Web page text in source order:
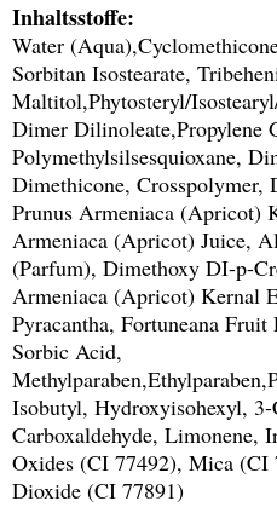
Inhaltsstoffe:
Water
Sorbitan Isostearate,
Maltitol,Phytosteryl/
Dimer Dilinoleate,Propylene
Polymethylsilsesquioxane,
Dimethicone, Crosspolymer,
Prunus Armeniaca (Apricot)
Armeniaca (Apricot) Juice,
(Parfum), Dimethoxy DI-p-
Armeniaca (Apricot) Kernal
Pyracantha, Fortuneana
Sorbic Acid,
Isobutyl, Hydroxyisohexyl, 3-
Carboxaldehyde,
Oxides (CI 77492), Mica
Dioxide (CI 77891)